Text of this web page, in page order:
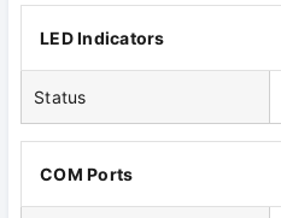
LED Indicators
Status
COM Ports